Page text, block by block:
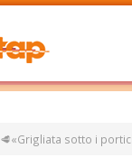
🥩«Grigliata sotto i